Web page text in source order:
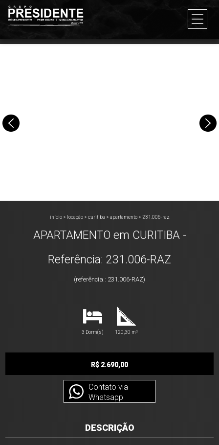
início> locação> curitiba > apartamento> 231.006-raz
APARTAMENTO em CURITIBA -
Referência: 231.006-RAZ
(referência.: 231.006-RAZ)
3 Dorm(s) 120,30 m²
R$ 2.690,00
Contato via
Whatsapp
DESCRIÇÃO